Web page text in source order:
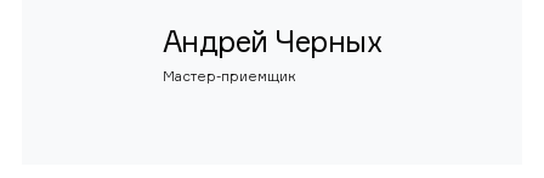
Андрей Черных
Мастер-приемщик